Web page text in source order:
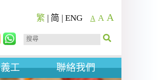
繁 | 简 | ENG A A A
義工 聯絡我們